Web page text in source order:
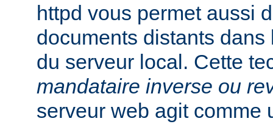
httpd vous permet aussi
documents distants
du serveur local. Cette
mandataire inverse ou
serveur web agit comme